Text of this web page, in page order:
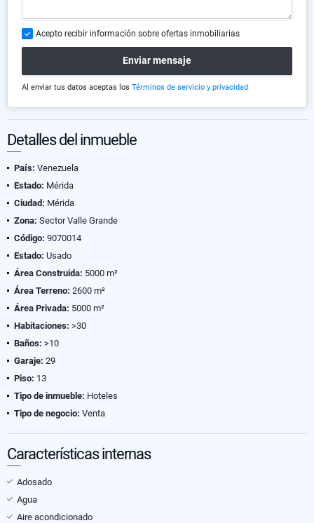
Acepto recibir información sobre ofertas inmobiliarias
Enviar mensaje
Al enviar tus datos aceptas los Términos de servicio y privacidad
Detalles del inmueble
País: Venezuela
Estado: Mérida
Ciudad: Mérida
Zona: Sector Valle Grande
Código: 9070014
Estado: Usado
Área Construida: 5000 m²
Área Terreno: 2600 m²
Área Privada: 5000 m²
Habitaciones: >30
Baños: >10
Garaje: 29
Piso: 13
Tipo de inmueble: Hoteles
Tipo de negocio: Venta
Características internas
Adosado
Agua
Aire acondicionado